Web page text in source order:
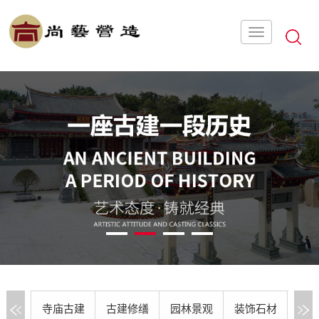
2 4
寺庙古建 古建修缮 园林景观 装饰石材